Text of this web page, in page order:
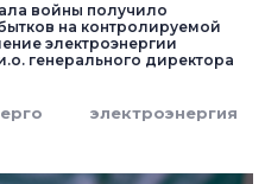
войны получило
на контролируемой
электроэнергии
генерального директора
электроэнергия